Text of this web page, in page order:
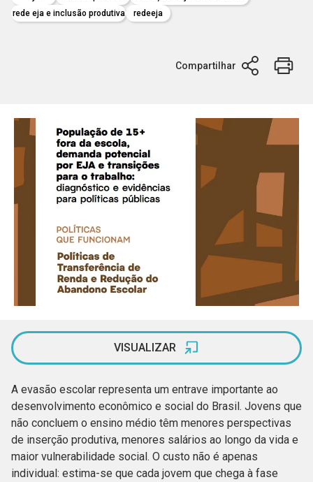
rede eja e inclusão produtiva
redeeja
Compartilhar
VISUALIZAR
A evasão escolar representa um entrave importante ao
desenvolvimento econômico e social do Brasil. Jovens que
não concluem o ensino médio têm menores perspectivas
de inserção produtiva, menores salários ao longo da vida e
maior vulnerabilidade social. O custo não é apenas
individual: estima-se que cada jovem que chega à fase